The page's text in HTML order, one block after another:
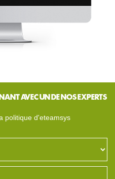
AVEC UN DE NOS EXPERTS